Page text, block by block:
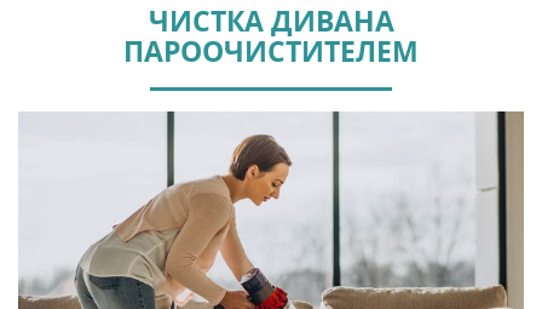
ЧИСТКА ДИВАНА
ПАРООЧИСТИТЕЛЕМ